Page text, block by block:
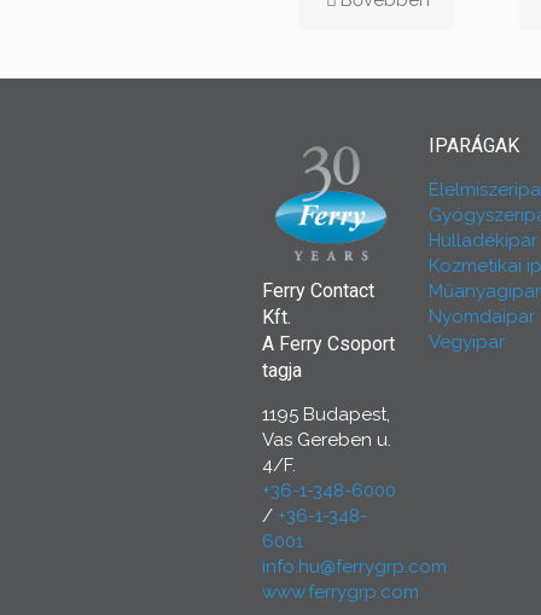
Ferry Contact
Kft.
A Ferry Csoport
tagja
1195 Budapest,
Vas Gereben u.
4/F.
+36-1-348-6000
/ +36-1-348-
6001
info.hu@ferrygrp.com
www.ferrygrp.com
IPARÁGAK
Hulladékipar
Kozmetikai
Műanyagipar
Nyomdaipar
Vegyipar